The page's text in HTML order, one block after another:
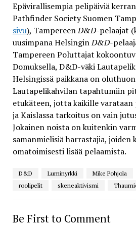
Epävirallisempia pelipäiviä
Pathfinder Society Suomen
sivu), TampereenD&D-pelaajat
uusimpana HelsinginD&D-
Tampereen Poluttajat
Domuksella, D&D-väki
Helsingissä paikkana on
Lautapelikahvilan tapahtumiin
etukäteen, jotta kaikille varataan
ja Kaislassa tarkoitus on vain
Jokainen noista on kuitenkin
samanmielisiä harrastajia, joiden
omatoimisesti lisää pelaamista.
D&D Luminyrkki Mike Pohjola
roolipelit
skeneaktivismi
Be First to Comment